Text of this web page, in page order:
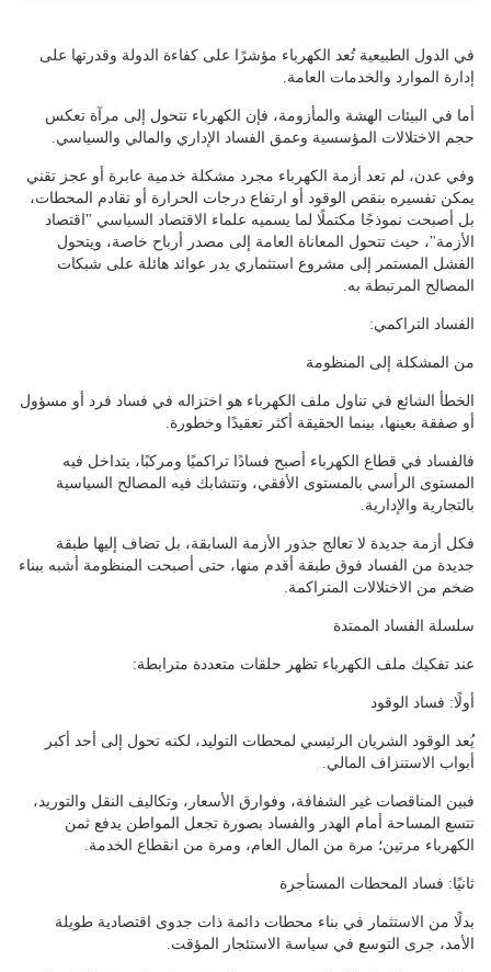
في الدول الطبيعية تُعد الكهرباء مؤشرًا على كفاءة الدولة وقدرتها على
إدارة الموارد والخدمات العامة.
أما في البيئات الهشة والمأزومة، فإن الكهرباء تتحول إلى مرآة تعكس
حجم الاختلالات المؤسسية وعمق الفساد الإداري والمالي والسياسي.
وفي عدن، لم تعد أزمة الكهرباء مجرد مشكلة خدمية عابرة أو عجز تقني
يمكن تفسيره بنقص الوقود أو ارتفاع درجات الحرارة أو تقادم المحطات،
بل أصبحت نموذجًا مكتملًا لما يسميه علماء الاقتصاد السياسي "اقتصاد
الأزمة"، حيث تتحول المعاناة العامة إلى مصدر أرباح خاصة، ويتحول
الفشل المستمر إلى مشروع استثماري يدر عوائد هائلة على شبكات
المصالح المرتبطة به.
الفساد التراكمي:
من المشكلة إلى المنظومة
الخطأ الشائع في تناول ملف الكهرباء هو اختزاله في فساد فرد أو مسؤول
أو صفقة بعينها، بينما الحقيقة أكثر تعقيدًا وخطورة.
فالفساد في قطاع الكهرباء أصبح فسادًا تراكميًا ومركبًا، يتداخل فيه
المستوى الرأسي بالمستوى الأفقي، وتتشابك فيه المصالح السياسية
بالتجارية والإدارية.
فكل أزمة جديدة لا تعالج جذور الأزمة السابقة، بل تضاف إليها طبقة
جديدة من الفساد فوق طبقة أقدم منها، حتى أصبحت المنظومة أشبه ببناء
ضخم من الاختلالات المتراكمة.
سلسلة الفساد الممتدة
عند تفكيك ملف الكهرباء تظهر حلقات متعددة مترابطة:
أولًا: فساد الوقود
يُعد الوقود الشريان الرئيسي لمحطات التوليد، لكنه تحول إلى أحد أكبر
أبواب الاستنزاف المالي.
فبين المناقصات غير الشفافة، وفوارق الأسعار، وتكاليف النقل والتوريد،
تتسع المساحة أمام الهدر والفساد بصورة تجعل المواطن يدفع ثمن
الكهرباء مرتين؛ مرة من المال العام، ومرة من انقطاع الخدمة.
ثانيًا: فساد المحطات المستأجرة
بدلًا من الاستثمار في بناء محطات دائمة ذات جدوى اقتصادية طويلة
الأمد، جرى التوسع في سياسة الاستئجار المؤقت.